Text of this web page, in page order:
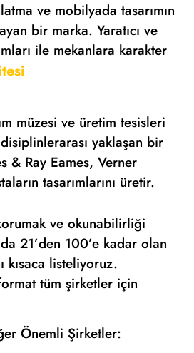
ve mobilyada tasarımın
bir marka. Yaratıcı ve
ile mekanlara karakter
müzesi ve üretim tesisleri
yaklaşan bir
& Ray Eames, Verner
tasarımlarını üretir.
ve okunabilirliği
21’den 100’e kadar olan
kısaca listeliyoruz.
tüm şirketler için
Önemli Şirketler: